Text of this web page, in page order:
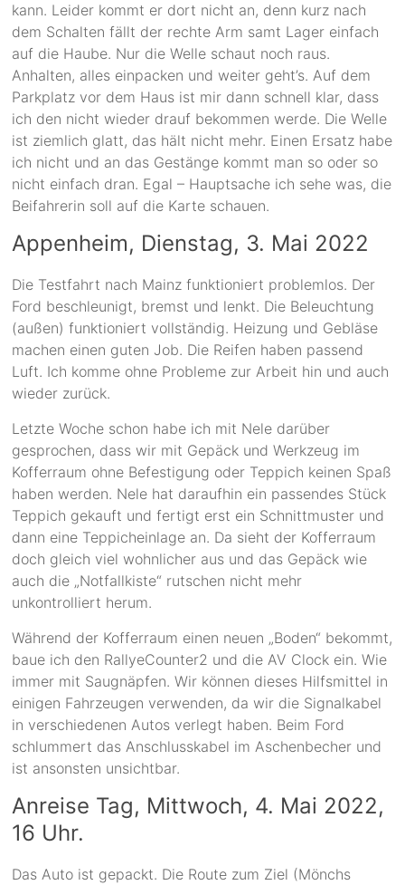
kann. Leider kommt er dort nicht an, denn kurz nach
dem Schalten fällt der rechte Arm samt Lager einfach
auf die Haube. Nur die Welle schaut noch raus.
Anhalten, alles einpacken und weiter geht’s. Auf dem
Parkplatz vor dem Haus ist mir dann schnell klar, dass
ich den nicht wieder drauf bekommen werde. Die Welle
ist ziemlich glatt, das hält nicht mehr. Einen Ersatz habe
ich nicht und an das Gestänge kommt man so oder so
nicht einfach dran. Egal – Hauptsache ich sehe was, die
Beifahrerin soll auf die Karte schauen.
Appenheim, Dienstag, 3. Mai 2022
Die Testfahrt nach Mainz funktioniert problemlos. Der
Ford beschleunigt, bremst und lenkt. Die Beleuchtung
(außen) funktioniert vollständig. Heizung und Gebläse
machen einen guten Job. Die Reifen haben passend
Luft. Ich komme ohne Probleme zur Arbeit hin und auch
wieder zurück.
Letzte Woche schon habe ich mit Nele darüber
gesprochen, dass wir mit Gepäck und Werkzeug im
Kofferraum ohne Befestigung oder Teppich keinen Spaß
haben werden. Nele hat daraufhin ein passendes Stück
Teppich gekauft und fertigt erst ein Schnittmuster und
dann eine Teppicheinlage an. Da sieht der Kofferraum
doch gleich viel wohnlicher aus und das Gepäck wie
auch die „Notfallkiste“ rutschen nicht mehr
unkontrolliert herum.
Während der Kofferraum einen neuen „Boden“ bekommt,
baue ich den RallyeCounter2 und die AV Clock ein. Wie
immer mit Saugnäpfen. Wir können dieses Hilfsmittel in
einigen Fahrzeugen verwenden, da wir die Signalkabel
in verschiedenen Autos verlegt haben. Beim Ford
schlummert das Anschlusskabel im Aschenbecher und
ist ansonsten unsichtbar.
Anreise Tag, Mittwoch, 4. Mai 2022,
16 Uhr.
Das Auto ist gepackt. Die Route zum Ziel (Mönchs